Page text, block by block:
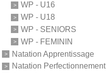
WP - U16
WP - U18
WP - SENIORS
WP - FEMININ
Natation Apprentissage
Natation Perfectionnement